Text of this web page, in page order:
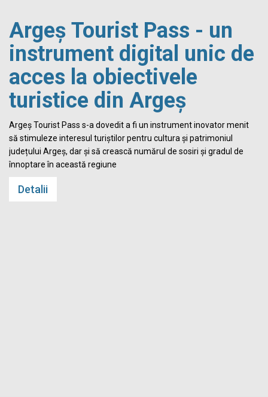
Argeș Tourist Pass - un
instrument digital unic de
acces la obiectivele
turistice din Argeș
Argeș Tourist Pass s-a dovedit a fi un instrument inovator menit
să stimuleze interesul turiștilor pentru cultura și patrimoniul
județului Argeș, dar și să crească numărul de sosiri și gradul de
înnoptare în această regiune
Detalii